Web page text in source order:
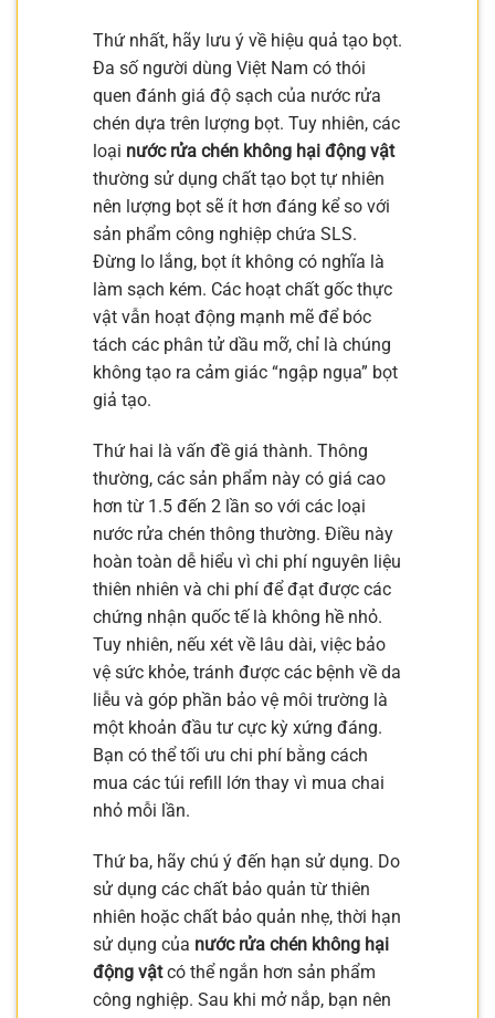
Thứ nhất, hãy lưu ý về hiệu quả tạo bọt.
Đa số người dùng Việt Nam có thói
quen đánh giá độ sạch của nước rửa
chén dựa trên lượng bọt. Tuy nhiên, các
loại nước rửa chén không hại động vật
thường sử dụng chất tạo bọt tự nhiên
nên lượng bọt sẽ ít hơn đáng kể so với
sản phẩm công nghiệp chứa SLS.
Đừng lo lắng, bọt ít không có nghĩa là
làm sạch kém. Các hoạt chất gốc thực
vật vẫn hoạt động mạnh mẽ để bóc
tách các phân tử dầu mỡ, chỉ là chúng
không tạo ra cảm giác “ngập ngụa” bọt
giả tạo.
Thứ hai là vấn đề giá thành. Thông
thường, các sản phẩm này có giá cao
hơn từ 1.5 đến 2 lần so với các loại
nước rửa chén thông thường. Điều này
hoàn toàn dễ hiểu vì chi phí nguyên liệu
thiên nhiên và chi phí để đạt được các
chứng nhận quốc tế là không hề nhỏ.
Tuy nhiên, nếu xét về lâu dài, việc bảo
vệ sức khỏe, tránh được các bệnh về da
liễu và góp phần bảo vệ môi trường là
một khoản đầu tư cực kỳ xứng đáng.
Bạn có thể tối ưu chi phí bằng cách
mua các túi refill lớn thay vì mua chai
nhỏ mỗi lần.
Thứ ba, hãy chú ý đến hạn sử dụng. Do
sử dụng các chất bảo quản từ thiên
nhiên hoặc chất bảo quản nhẹ, thời hạn
sử dụng của nước rửa chén không hại
động vậtcó thể ngắn hơn sản phẩm
công nghiệp. Sau khi mở nắp, bạn nên